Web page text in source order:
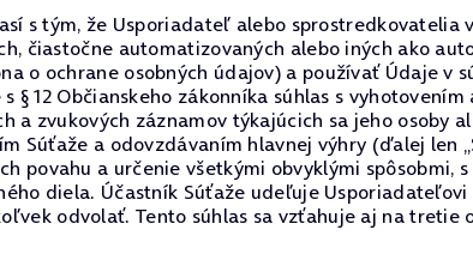
s tým, že Usporiadateľ alebo
čiastočne automatizovaných alebo iných ako
o ochrane osobných údajov) a používať Údaje v
§ 12 Občianskeho zákonníka súhlas s
a zvukových záznamov týkajúcich sa jeho osoby
Súťaže a odovzdávaním hlavnej výhry (ďalej len
povahu a určenie všetkými obvyklými spôsobmi,
diela. Účastník Súťaže udeľuje
odvolať. Tento súhlas sa vzťahuje aj na tretie